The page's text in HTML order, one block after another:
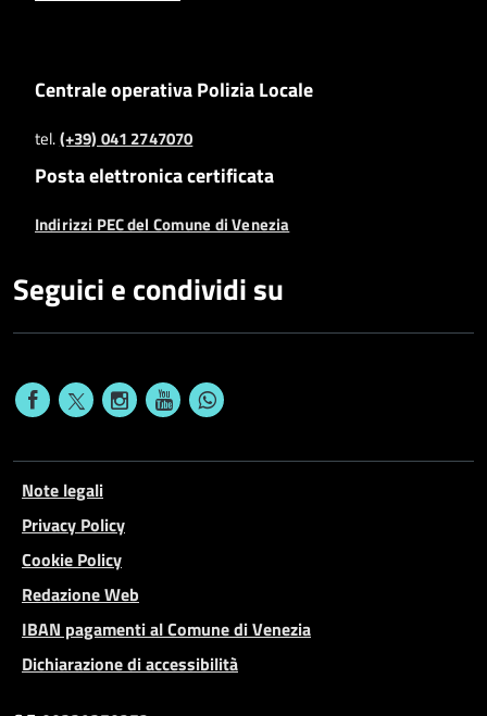
Centrale operativa Polizia Locale
tel.(+39) 041 2747070
Posta elettronica certificata
Indirizzi PEC del Comune di Venezia
Seguici e condividi su
Note legali
Privacy Policy
Cookie Policy
Redazione Web
IBAN pagamenti al Comune di Venezia
Dichiarazione di accessibilità